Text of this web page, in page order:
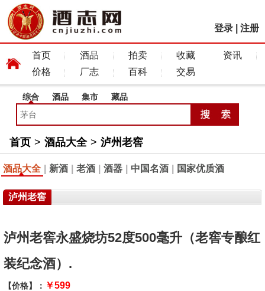
登录 注册
首页 酒品 拍卖 收藏
资讯
价格
厂志 百科 交易
综合 酒品 集市 藏品
首页 > 酒品大全 > 泸州老窖
酒品大全 新酒 老酒 酒器 中国名酒 国家优质酒
泸州老窖
泸州老窖永盛烧坊52度500毫升（老窖专酿红
装纪念酒）.
【价格】： ￥599